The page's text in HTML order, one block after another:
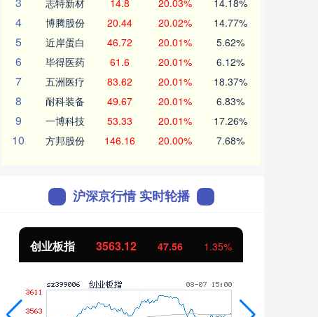
4 博腾股份 20.44 20.02% 14.77%
5 近岸蛋白 46.72 20.01% 5.62%
6 毕得医药 61.6 20.01% 6.12%
7 五洲医疗 83.62 20.01% 18.37%
8 耐科装备 49.67 20.01% 6.83%
9 一博科技 53.33 20.01% 17.26%
10 方邦股份 146.16 20.00% 7.68%
沪深京行情 实时轮播
基金指数 7242.10 12.30 0.17%